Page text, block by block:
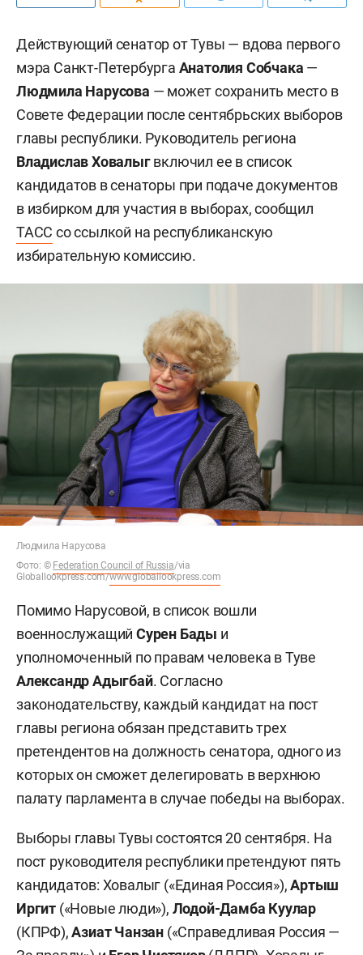
Действующий сенатор от Тувы — вдова первого
мэра Санкт-Петербурга Анатолия Собчака —
Людмила Нарусова — может сохранить место в
Совете Федерации после сентябрьских выборов
главы республики. Руководитель региона
Владислав Ховалыгвключил ее в список
кандидатов в сенаторы при подаче документов
в избирком для участия в выборах, сообщил
ТАСС со ссылкой на республиканскую
избирательную комиссию.
Людмила Нарусова
Фото: © Federation Council of Russia/via
Globallookpress.com/www.globallookpress.com
Помимо Нарусовой, в список вошли
военнослужащийСурен Бады и
уполномоченный по правам человека в Туве
Александр Адыгбай. Согласно
законодательству, каждый кандидат на пост
главы региона обязан представить трех
претендентов на должность сенатора, одного из
которых он сможет делегировать в верхнюю
палату парламента в случае победы на выборах.
Выборы главы Тувы состоятся 20 сентября. На
пост руководителя республики претендуют пять
кандидатов: Ховалыг («Единая Россия»),Артыш
Иргит («Новые люди»), Лодой-Дамба Куулар
(КПРФ),Азиат Чанзан («Справедливая Россия —